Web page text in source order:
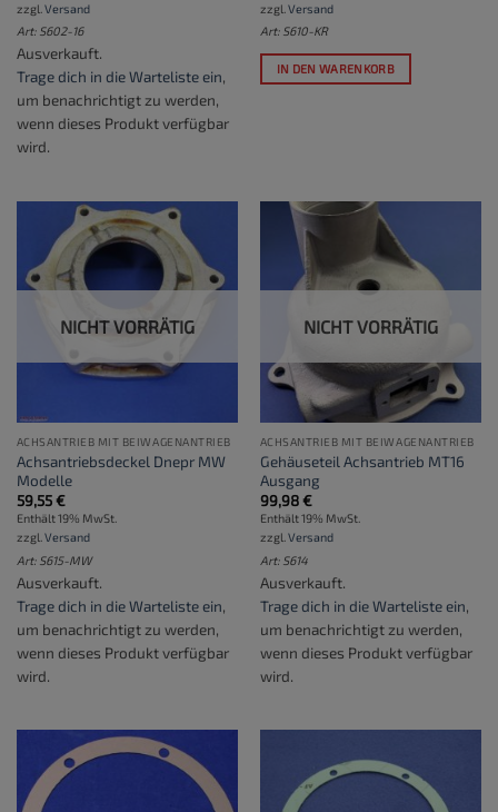
zzgl. Versand
Art: S602-16
Ausverkauft.
Trage dich in die Warteliste ein,
um benachrichtigt zu werden,
wenn dieses Produkt verfügbar
wird.
zzgl. Versand
Art: S610-KR
IN DEN WARENKORB
NICHT VORRÄTIG
ACHSANTRIEB MIT BEIWAGENANTRIEB
Achsantriebsdeckel Dnepr MW
Modelle
59,55€
Enthält 19% MwSt.
zzgl. Versand
Art: S615-MW
Ausverkauft.
Trage dich in die Warteliste ein,
um benachrichtigt zu werden,
wenn dieses Produkt verfügbar
wird.
NICHT VORRÄTIG
ACHSANTRIEB MIT BEIWAGENANTRIEB
Gehäuseteil Achsantrieb MT16
Ausgang
99,98€
Enthält 19% MwSt.
zzgl. Versand
Art: S614
Ausverkauft.
Trage dich in die Warteliste ein,
um benachrichtigt zu werden,
wenn dieses Produkt verfügbar
wird.